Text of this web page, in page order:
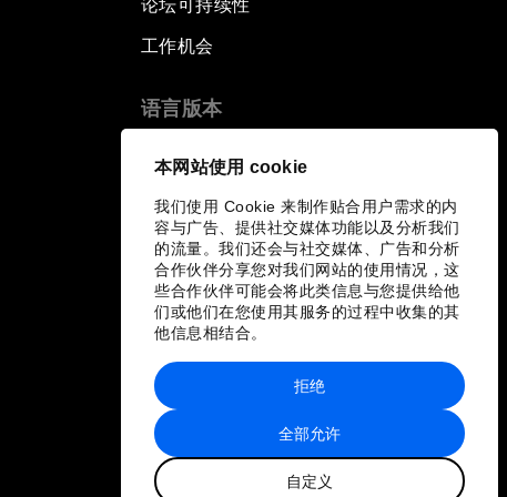
本网站使用 cookie
我们使用 Cookie 来制作贴合用户需求的内
容与广告、提供社交媒体功能以及分析我们
的流量。我们还会与社交媒体、广告和分析
合作伙伴分享您对我们网站的使用情况，这
些合作伙伴可能会将此类信息与您提供给他
们或他们在您使用其服务的过程中收集的其
他信息相结合。
全部允许
自定义
拒绝
论坛可持续性
工作机会
语言版本